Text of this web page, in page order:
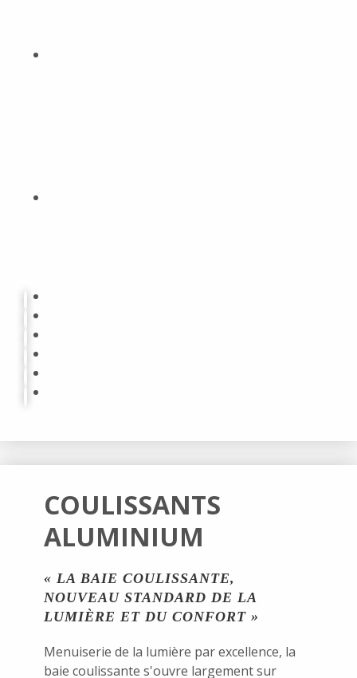
COULISSANTS
ALUMINIUM
« LA BAIE COULISSANTE,
NOUVEAU STANDARD DE LA
LUMIÈRE ET DU CONFORT »
Menuiserie de la lumière par excellence, la
baie coulissante s'ouvre largement sur